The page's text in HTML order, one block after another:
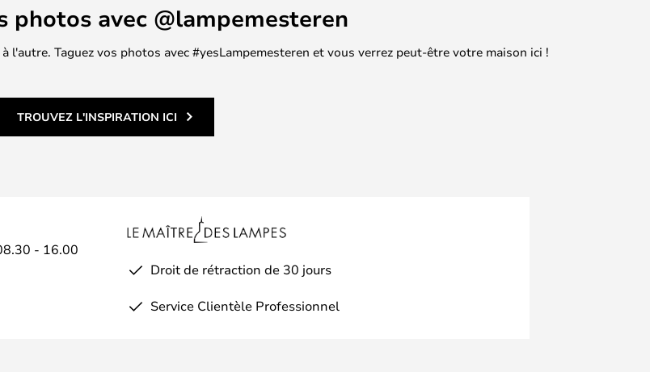
photos avec @lampemesteren
l'autre. Taguez vos photos avec #yesLampemesteren et vous verrez peut-être votre maison ici !
TROUVEZ L'INSPIRATION ICI
- 16.00
Droit de rétraction de 30 jours
Service Clientèle Professionnel